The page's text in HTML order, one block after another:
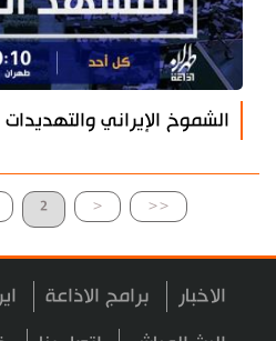
الشموخ الإيراني
2 < <<
الاخبار برامج الاذاعة